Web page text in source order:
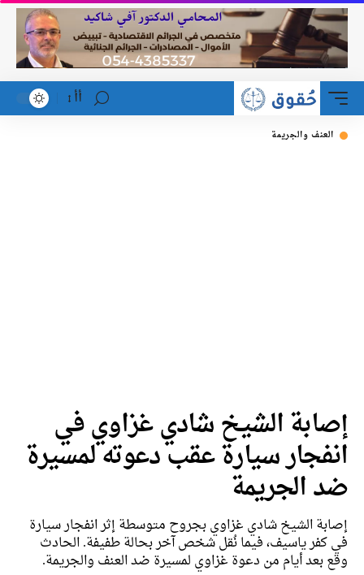
أأ
العنف والجريمة
إصابة الشيخ شادي غزاوي في
انفجار سيارة عقب دعوته لمسيرة
ضد الجريمة
إصابة الشيخ شادي غزاوي بجروح متوسطة إثر انفجار سيارة
في كفر ياسيف، فيما نُقل شخص آخر بحالة طفيفة. الحادث
وقع بعد أيام من دعوة غزاوي لمسيرة ضد العنف والجريمة.